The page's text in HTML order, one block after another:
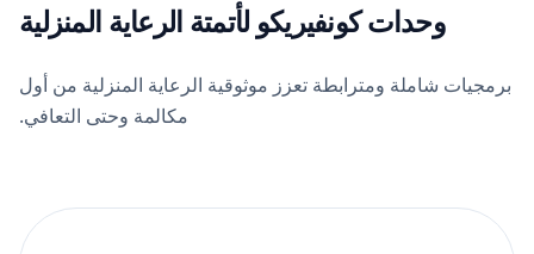
وحدات كونفيريكو لأتمتة الرعاية المنزلية
برمجيات شاملة ومترابطة تعزز موثوقية الرعاية المنزلية من أول
مكالمة وحتى التعافي.